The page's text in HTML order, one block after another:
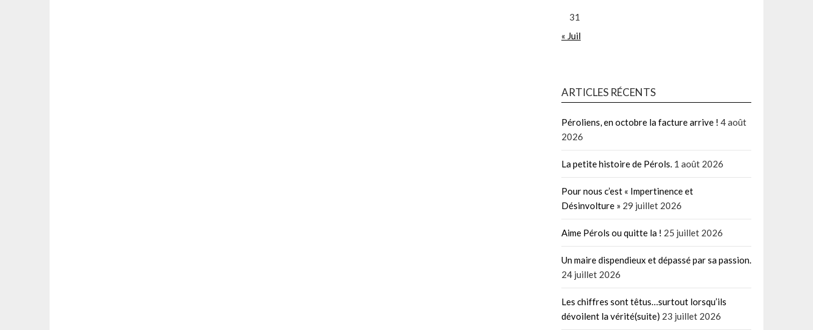
31
« Juil
ARTICLES RÉCENTS
Péroliens, en octobre la facture arrive ! 4 août
2026
La petite histoire de Pérols. 1 août 2026
Pour nous c’est « Impertinence et
Désinvolture » 29 juillet 2026
Aime Pérols ou quitte la ! 25 juillet 2026
Un maire dispendieux et dépassé par sa passion.
24 juillet 2026
Les chiffres sont têtus…surtout lorsqu’ils
dévoilent la vérité(suite) 23 juillet 2026